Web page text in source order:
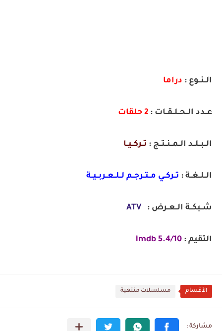
الــنــوع : دراما
عــدد الــحــلــقــات : 2 حلقات
الــبــلــد الــمــنــتــج : تــركــيــا
الــلــغــة : تــركــي مــتــرجــم لــلــعــربــيــة
شــبكــة الــعــرض : ATV
التقيم : 5.4/10 imdb
الأقسام مسلسلات منتهية